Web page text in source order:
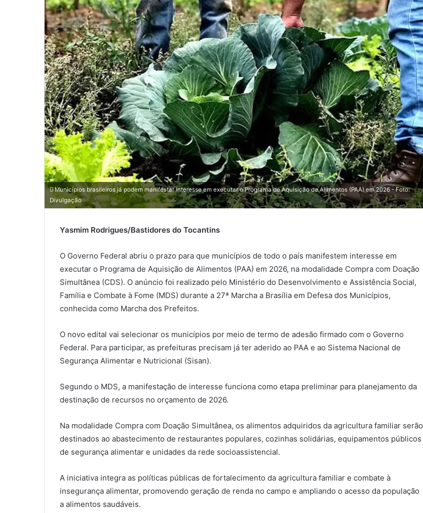
e
-
m
a
i
l
Municípios brasileiros já podem manifestar interesse em executar o Programa de Aquisição de Alimentos (PAA) em 2026 - Foto:
Divulgação
Yasmim Rodrigues/Bastidores do Tocantins
O Governo Federal abriu o prazo para que municípios de todo o país manifestem interesse em
executar o Programa de Aquisição de Alimentos (PAA) em 2026, na modalidade Compra com Doação
Simultânea (CDS). O anúncio foi realizado pelo Ministério do Desenvolvimento e Assistência Social,
Família e Combate à Fome (MDS) durante a 27ª Marcha a Brasília em Defesa dos Municípios,
conhecida como Marcha dos Prefeitos.
O novo edital vai selecionar os municípios por meio de termo de adesão firmado com o Governo
Federal. Para participar, as prefeituras precisam já ter aderido ao PAA e ao Sistema Nacional de
Segurança Alimentar e Nutricional (Sisan).
Segundo o MDS, a manifestação de interesse funciona como etapa preliminar para planejamento da
destinação de recursos no orçamento de 2026.
Na modalidade Compra com Doação Simultânea, os alimentos adquiridos da agricultura familiar serão
destinados ao abastecimento de restaurantes populares, cozinhas solidárias, equipamentos públicos
de segurança alimentar e unidades da rede socioassistencial.
A iniciativa integra as políticas públicas de fortalecimento da agricultura familiar e combate à
insegurança alimentar, promovendo geração de renda no campo e ampliando o acesso da população
a alimentos saudáveis.